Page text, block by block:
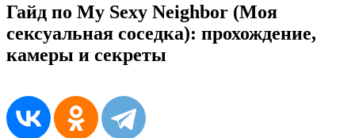
Гайд по My Sexy Neighbor (Моя
сексуальная соседка): прохождение,
камеры и секреты